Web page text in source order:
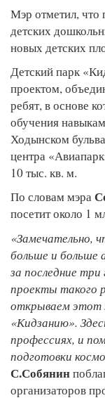
Мэр отметил, что
детских
новых детских
Детский парк
проектом,
ребят, в основе
обучения
Ходынском
центра
10 тыс. кв. м.
По словам мэра
посетит около 1
«Замечательно,
больше и больше
за последние
проекты такого
открываем этот
«Кидзанию».
профессиях, и
подготовки
С.Собянин
организаторов